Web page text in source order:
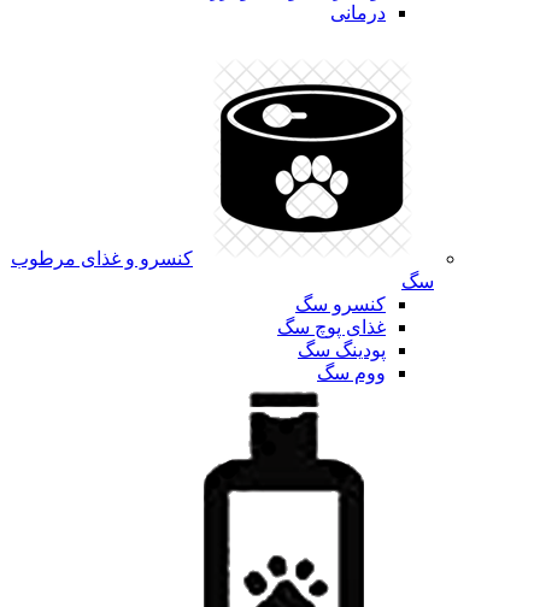
درمانی
کنسرو و غذای مرطوب
سگ
کنسرو سگ
غذای پوچ سگ
پودینگ سگ
ووم سگ